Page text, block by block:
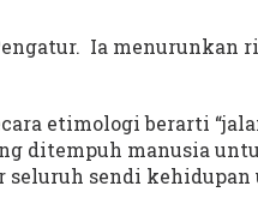
Ia menurunkan
etimologi berarti
ditempuh manusia
sendi kehidupan